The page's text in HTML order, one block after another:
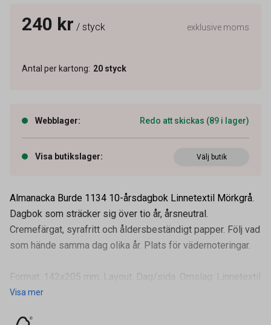
240 kr / styck exklusive moms
Antal per kartong: 20 styck
Webblager: Redo att skickas (89 i lager)
Visa butikslager: Välj butik
Almanacka Burde 1134 10-årsdagbok Linnetextil Mörkgrå.
Dagbok som sträcker sig över tio år, årsneutral.
Cremefärgat, syrafritt och åldersbeständigt papper. Följ vad
som hände samma dag olika år. Plats för vädernoteringar.
Format: 142x205 mm. Layout: Dag/sida. Omslag: Linnetextil
Visa mer
Artikelnummer